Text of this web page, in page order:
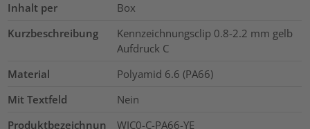
Inhalt per
Box
Kurzbeschreibung
Kennzeichnungsclip 0.8-2.2 mm gelb
Aufdruck C
Material
Polyamid 6.6 (PA66)
Mit Textfeld
Nein
Produktbezeichnun
WIC0-C-PA66-YE